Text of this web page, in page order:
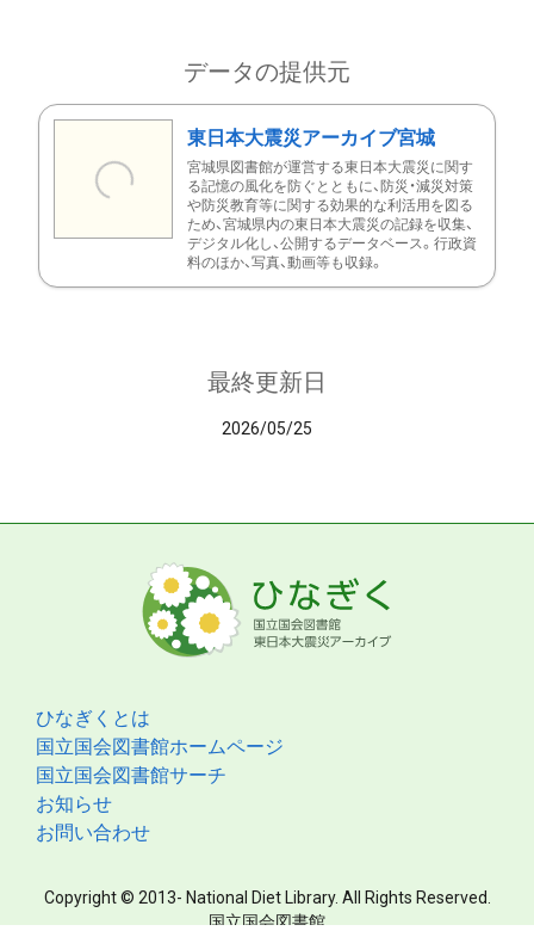
データの提供元
東日本大震災アーカイブ宮城
宮城県図書館が運営する東日本大震災に関す
る記憶の風化を防ぐとともに、防災・減災対策
や防災教育等に関する効果的な利活用を図る
ため、宮城県内の東日本大震災の記録を収集、
デジタル化し、公開するデータベース。行政資
料のほか、写真、動画等も収録。
最終更新日
2026/05/25
ひなぎくとは
国立国会図書館ホームページ
国立国会図書館サーチ
お知らせ
お問い合わせ
Copyright © 2013- National Diet Library. All Rights Reserved.